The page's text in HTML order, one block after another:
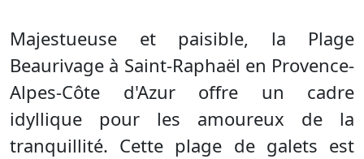
Majestueuse et paisible, la Plage
Beaurivage à Saint-Raphaël en Provence-
Alpes-Côte d'Azur offre un cadre
idyllique pour les amoureux de la
tranquillité. Cette plage de galets est